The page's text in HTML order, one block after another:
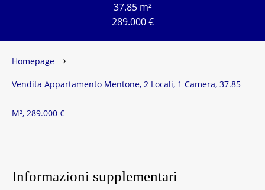
37.85 m²
289.000 €
Homepage
Vendita Appartamento Mentone, 2 Locali, 1 Camera, 37.85
M², 289.000 €
Informazioni supplementari